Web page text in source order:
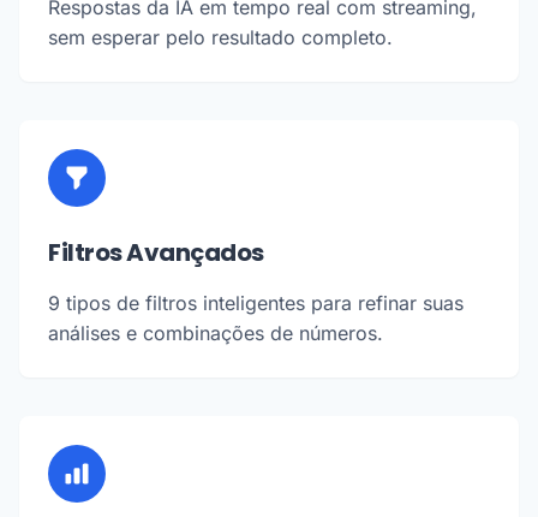
Respostas da IA em tempo real com streaming,
sem esperar pelo resultado completo.
Filtros Avançados
9 tipos de filtros inteligentes para refinar suas
análises e combinações de números.